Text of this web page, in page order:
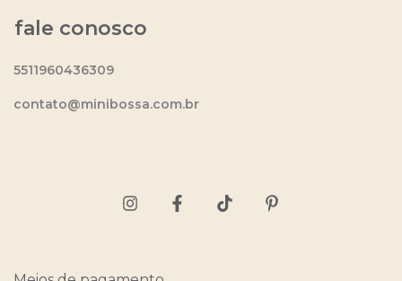
fale conosco
5511960436309
contato@minibossa.com.br